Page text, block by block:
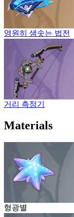
영원히 샘솟는 법전
거리 측정기
Materials
형광별